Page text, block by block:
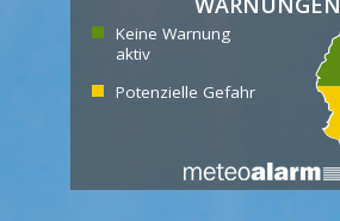
Keine Warnung
aktiv
Potenzielle Gefahr